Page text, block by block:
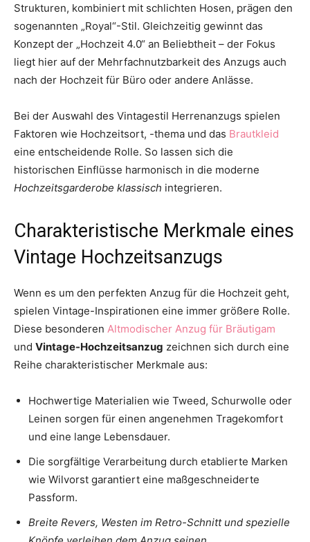
Strukturen, kombiniert mit schlichten Hosen, prägen den
sogenannten „Royal“-Stil. Gleichzeitig gewinnt das
Konzept der „Hochzeit 4.0“ an Beliebtheit – der Fokus
liegt hier auf der Mehrfachnutzbarkeit des Anzugs auch
nach der Hochzeit für Büro oder andere Anlässe.
Bei der Auswahl des Vintagestil Herrenanzugs spielen
Faktoren wie Hochzeitsort, -thema und das Brautkleid
eine entscheidende Rolle. So lassen sich die
historischen Einflüsse harmonisch in die moderne
Hochzeitsgarderobe klassisch integrieren.
Charakteristische Merkmale eines
Vintage Hochzeitsanzugs
Wenn es um den perfekten Anzug für die Hochzeit geht,
spielen Vintage-Inspirationen eine immer größere Rolle.
Diese besonderen Altmodischer Anzug für Bräutigam
und Vintage-Hochzeitsanzug zeichnen sich durch eine
Reihe charakteristischer Merkmale aus:
Hochwertige Materialien wie Tweed, Schurwolle oder
Leinen sorgen für einen angenehmen Tragekomfort
und eine lange Lebensdauer.
Die sorgfältige Verarbeitung durch etablierte Marken
wie Wilvorst garantiert eine maßgeschneiderte
Passform.
Breite Revers, Westen im Retro-Schnitt und spezielle